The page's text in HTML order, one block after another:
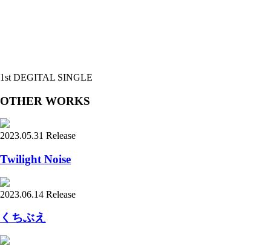
1st DEGITAL SINGLE
OTHER WORKS
2023.05.31 Release
Twilight Noise
2023.06.14 Release
くちぶえ